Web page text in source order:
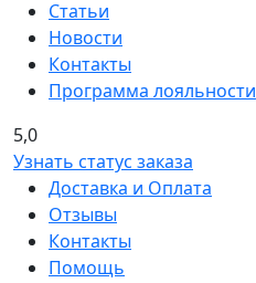
Статьи
Новости
Контакты
Программа лояльности
5,0
Узнать статус заказа
Доставка и Оплата
Отзывы
Контакты
Помощь